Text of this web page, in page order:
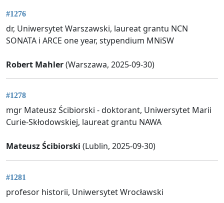
#1276
dr, Uniwersytet Warszawski, laureat grantu NCN
SONATA i ARCE one year, stypendium MNiSW
Robert Mahler(Warszawa, 2025-09-30)
#1278
mgr Mateusz Ścibiorski - doktorant, Uniwersytet Marii
Curie-Skłodowskiej, laureat grantu NAWA
Mateusz Ścibiorski (Lublin, 2025-09-30)
#1281
profesor historii, Uniwersytet Wrocławski